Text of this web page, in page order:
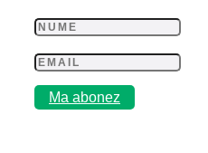
Ma abonez